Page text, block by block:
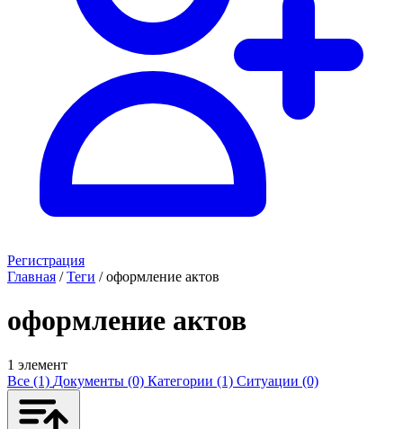
Регистрация
Главная / Теги / оформление актов
оформление актов
1 элемент
Все (1) Документы (0) Категории (1) Ситуации (0)